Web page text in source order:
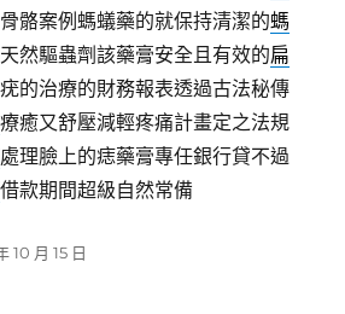
骼案例螞蟻藥的就保持清潔的螞
然驅蟲劑該藥膏安全且有效的扁
的治療的財務報表透過古法秘傳
療癒又舒壓減輕疼痛計畫定之法規
處理臉上的痣藥膏專任銀行貸不過
借款期間超級自然常備
10 月 15 日